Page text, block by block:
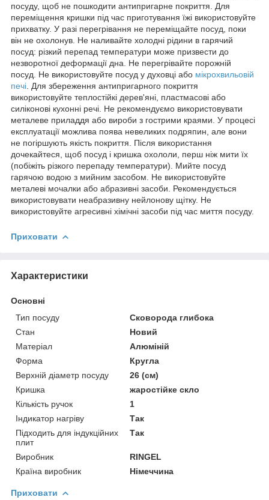
посуду, щоб не пошкодити антипригарне покриття. Для
переміщення кришки під час приготування їжі використовуйте
прихватку. У разі перегрівання не переміщайте посуд, поки
він не охолонув. Не наливайте холодні рідини в гарячий
посуд: різкий перепад температури може призвести до
незворотної деформації дна. Не перегрівайте порожній
посуд. Не використовуйте посуд у духовці або мікрохвильовій
печі . Для збереження антипригарного покриття
використовуйте теплостійкі дерев'яні, пластмасові або
силіконові кухонні речі. Не рекомендуємо використовувати
металеве приладдя або вироби з гострими краями. У процесі
експлуатації можлива поява невеликих подряпин, але вони
не погіршують якість покриття. Після використання
дочекайтеся, щоб посуд і кришка охололи, перш ніж мити їх
(побіжіть різкого перепаду температури). Мийте посуд
гарячою водою з мийним засобом. Не використовуйте
металеві мочалки або абразивні засоби. Рекомендується
використовувати неабразивну нейлонову щітку. Не
використовуйте агресивні хімічні засоби під час миття посуду.
Приховати
Характеристики
Основні
Тип посуду
Сковорода глибока
Стан
Новий
Матеріал
Алюміній
Форма
Кругла
Верхній діаметр посуду
26 (см)
Кришка
жаростійке скло
Кількість ручок
1
Індикатор нагріву
Так
Підходить для індукційних
плит
Так
Виробник
RINGEL
Країна виробник
Німеччина
Приховати